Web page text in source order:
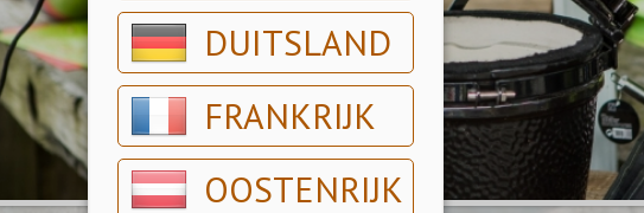
DUITSLAND
FRANKRIJK
OOSTENRIJK